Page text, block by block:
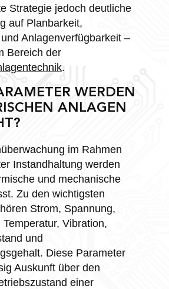
Strategie jedoch deutliche
auf Planbarkeit,
Anlagenverfügbarkeit –
Bereich der
.
WERDEN
ANLAGEN
im Rahmen
Instandhaltung werden
und mechanische
Zu den wichtigsten
Strom, Spannung,
Vibration,
und
Diese Parameter
Auskunft über den
einer